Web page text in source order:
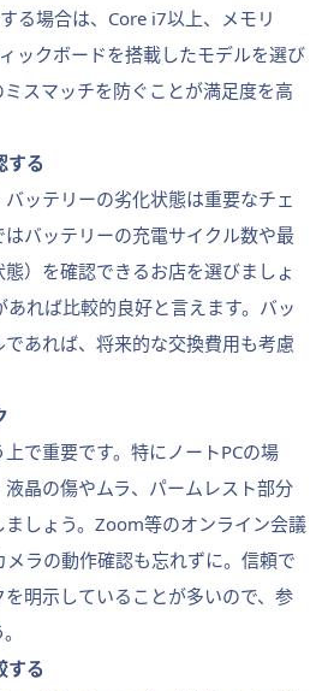
る場合は、Core i7以上、メモリ
ックボードを搭載したモデルを選び
スマッチを防ぐことが満足度を高
する
ッテリーの劣化状態は重要なチェ
バッテリーの充電サイクル数や最
）を確認できるお店を選びましょ
れば比較的良好と言えます。バッ
あれば、将来的な交換費用も考慮
で重要です。特にノートPCの場
晶の傷やムラ、パームレスト部分
しょう。Zoom等のオンライン会議
ラの動作確認も忘れずに。信頼で
明示していることが多いので、参
する